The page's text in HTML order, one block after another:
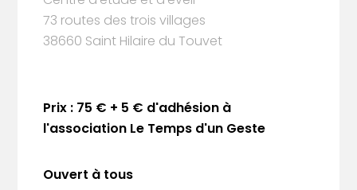
73 routes des trois villages
38660 Saint Hilaire du Touvet
Prix : 75 € + 5 € d'adhésion à
l'association Le Temps d'un Geste
Ouvert à tous